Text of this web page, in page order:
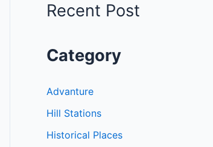
Recent Post
Category
Advanture
Hill Stations
Historical Places